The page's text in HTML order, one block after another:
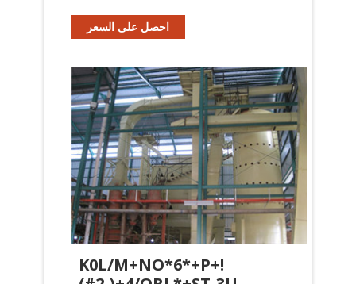
gate thing.. Carl Bernstein is really done with
Kellyanne Conway.. CARL BERNSTEIN: Let's
احصل على السعر
K0L/M+NO*6*+P+!